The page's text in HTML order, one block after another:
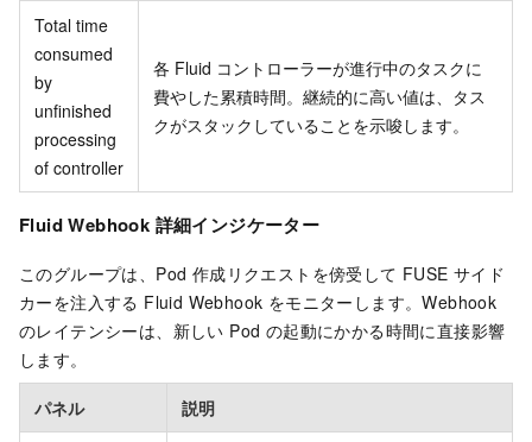
Total time
consumed
by
unfinished
processing
of controller
各 Fluid コントローラーが進行中のタスクに
費やした累積時間。継続的に高い値は、タス
クがスタックしていることを示唆します。
Fluid Webhook 詳細インジケーター
このグループは、Pod 作成リクエストを傍受して FUSE サイド
カーを注入する Fluid Webhook をモニターします。Webhook
のレイテンシーは、新しい Pod の起動にかかる時間に直接影響
します。
パネル 説明